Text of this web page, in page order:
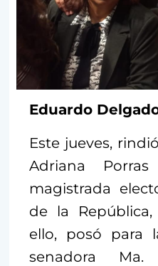
Eduardo
Este jueves,
Adriana
magistrada
de la
ello, posó para
senadora Ma.